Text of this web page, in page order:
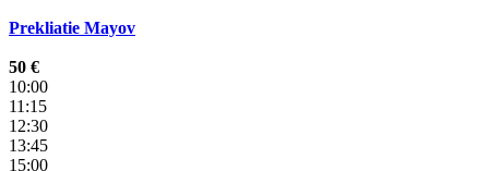
Prekliatie Mayov
50 €
10:00
11:15
12:30
13:45
15:00